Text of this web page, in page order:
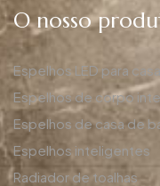
O nosso
Espelhos LED para
Espelhos de corpo
Espelhos de casa de
Espelhos inteligentes
Radiador de toalhas